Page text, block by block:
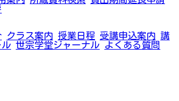
クラス案内 授業日程 受講申込案内 講
ル 世宗学堂ジャーナル よくある質問